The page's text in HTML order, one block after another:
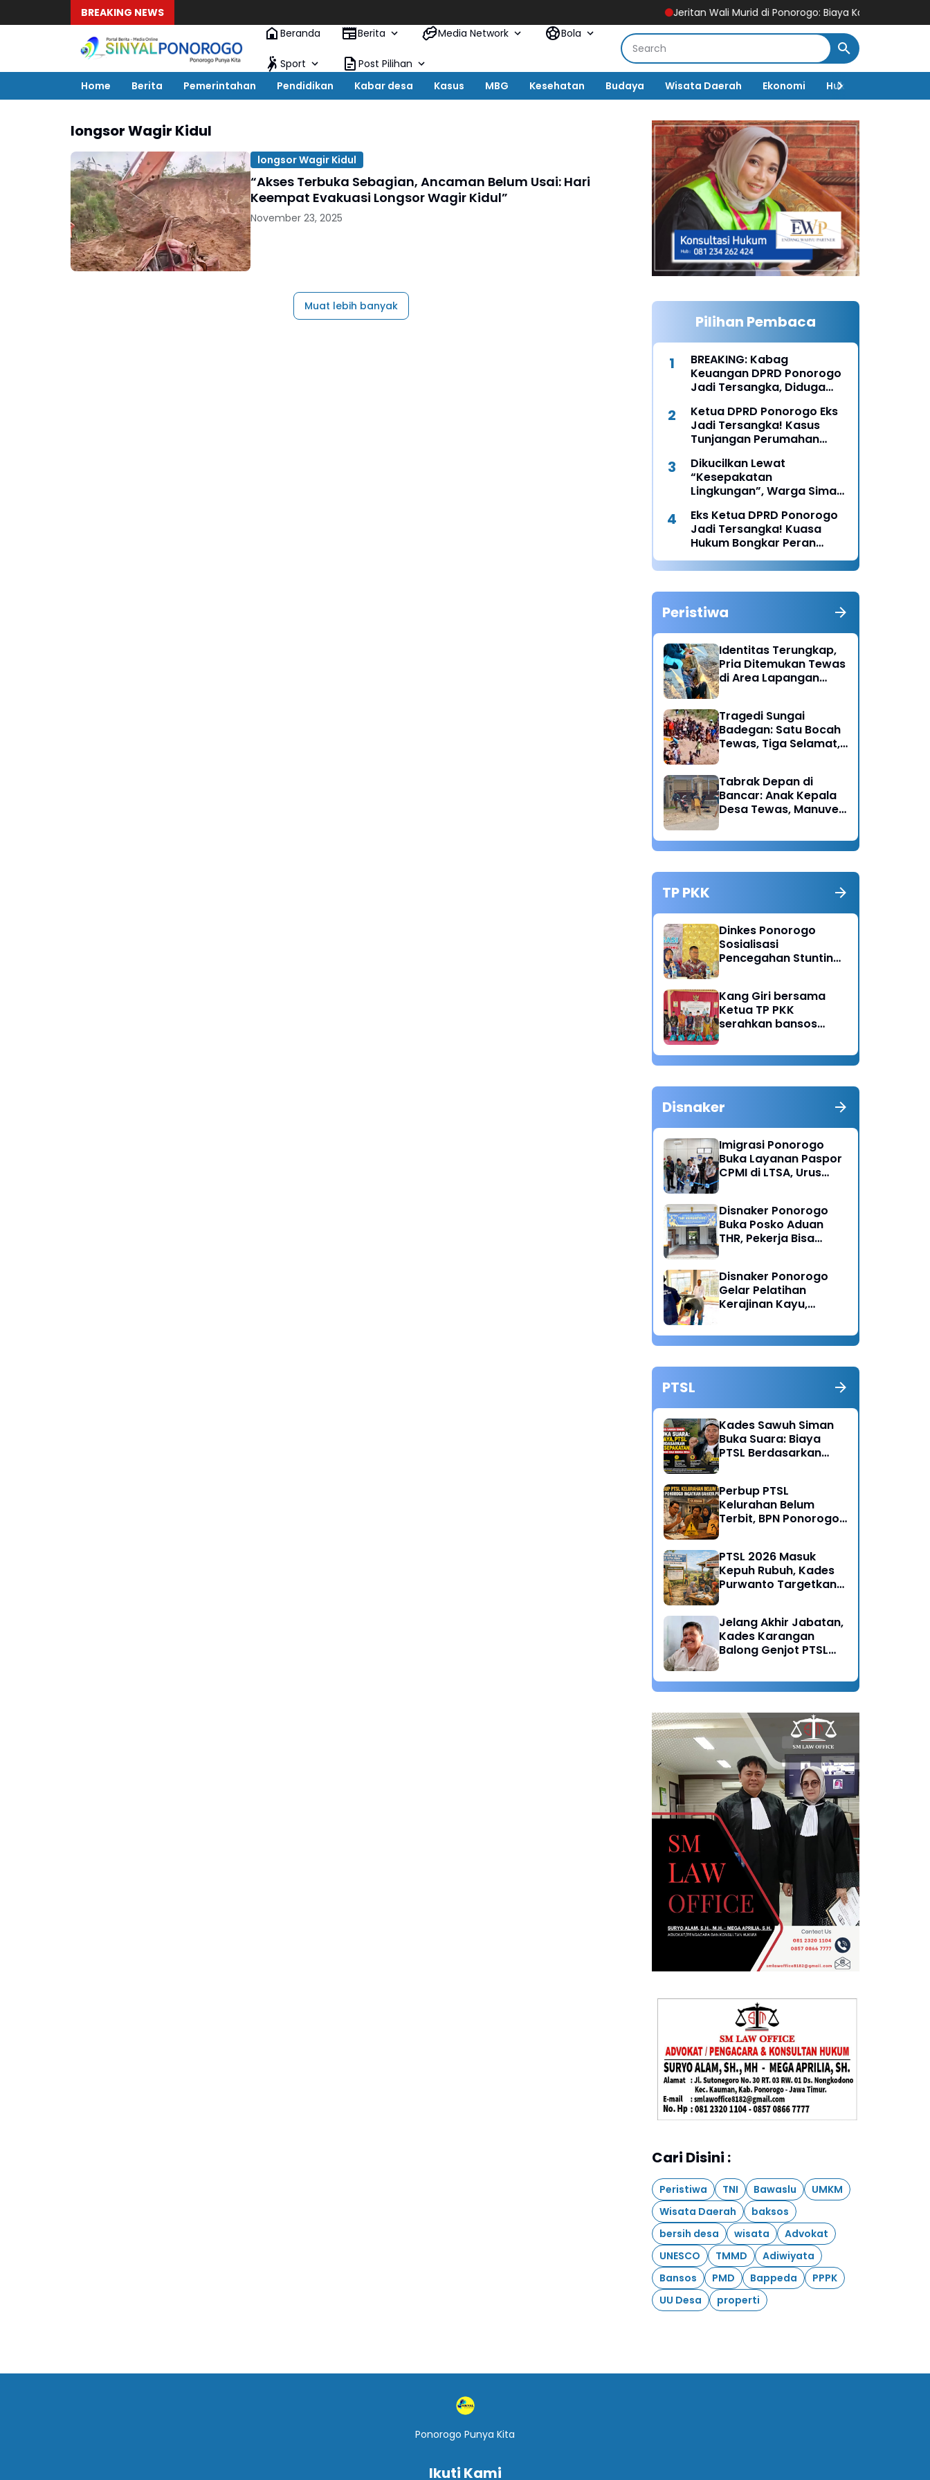
BREAKING NEWS
Jeritan Wali Murid di Ponorogo: Biaya Karnaval HUT RI
Beranda
Berita Media Network Bola
Sport
Post Pilihan
Home
Berita Pemerintahan Pendidikan Kabar desa Kasus MBG Kesehatan Budaya Wisata Daerah Ekonomi Hukum & Kriminal
longsor Wagir Kidul
longsor Wagir Kidul
“Akses Terbuka Sebagian, Ancaman Belum Usai: Hari
Keempat Evakuasi Longsor Wagir Kidul”
November 23, 2025
Muat lebih banyak
Pilihan Pembaca
BREAKING: Kabag
Keuangan DPRD Ponorogo
Jadi Tersangka, Diduga
Ketua DPRD Ponorogo Eks
Jadi Tersangka! Kasus
Tunjangan Perumahan
Dikucilkan Lewat
“Kesepakatan
Lingkungan”, Warga Siman
Upaya Pembunuhan
Karakter
Eks Ketua DPRD Ponorogo
Jadi Tersangka! Kuasa
Hukum Bongkar Peran
Perbup & Appraisal: “Kami
Uji Prosesnya”
Peristiwa
Identitas Terungkap,
Pria Ditemukan Tewas
di Area Lapangan
Hipertensi
Tragedi Sungai
Badegan: Satu Bocah
Tewas, Tiga Selamat,
Tabrak Depan di
Bancar: Anak Kepala
Desa Tewas, Manuver
Diduga Jadi Pemicu
TP PKK
Dinkes Ponorogo
Sosialisasi
Pencegahan Stunting,
Emas
Kang Giri bersama
Ketua TP PKK
serahkan bansos
Sukorejo Ponorogo
Disnaker
Imigrasi Ponorogo
Buka Layanan Paspor
CPMI di LTSA, Urus
Disnaker Ponorogo
Buka Posko Aduan
THR, Pekerja Bisa
Disnaker Ponorogo
Gelar Pelatihan
Kerajinan Kayu,
Wirausaha Baru
PTSL
Kades Sawuh Siman
Buka Suara: Biaya
PTSL Berdasarkan
Perbup PTSL
Kelurahan Belum
Terbit, BPN Ponorogo
PTSL 2026 Masuk
Kepuh Rubuh, Kades
Purwanto Targetkan
Jelang Akhir Jabatan,
Kades Karangan
Balong Genjot PTSL
Administrasi untuk
Generasi Mendatang
Cari Disini :
Peristiwa TNI Bawaslu
UMKM
Wisata Daerah
baksos
bersih desa
wisata
Advokat
UNESCO
TMMD
Adiwiyata
Bansos
PMD Bappeda
PPPK
UU Desa
properti
Ponorogo Punya Kita
Ikuti Kami